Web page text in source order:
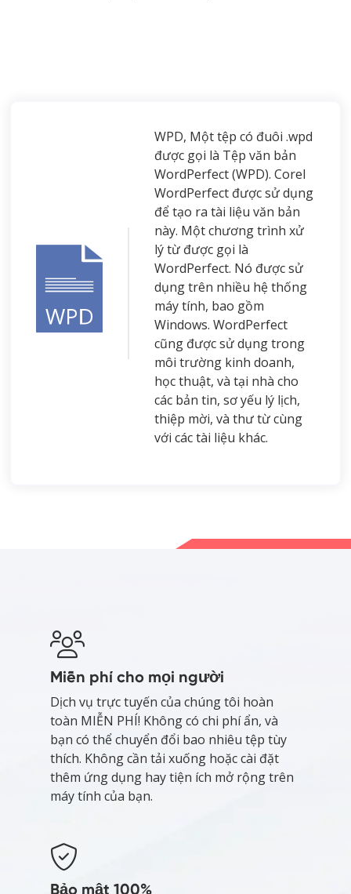
WPD, Một tệp có đuôi .wpd
được gọi là Tệp văn bản
WordPerfect (WPD). Corel
WordPerfect được sử dụng
để tạo ra tài liệu văn bản
này. Một chương trình xử
lý từ được gọi là
WordPerfect. Nó được sử
dụng trên nhiều hệ thống
máy tính, bao gồm
Windows. WordPerfect
cũng được sử dụng trong
môi trường kinh doanh,
học thuật, và tại nhà cho
các bản tin, sơ yếu lý lịch,
thiệp mời, và thư từ cùng
với các tài liệu khác.
Miễn phí cho mọi người
Dịch vụ trực tuyến của chúng tôi hoàn
toàn MIỄN PHÍ! Không có chi phí ẩn, và
bạn có thể chuyển đổi bao nhiêu tệp tùy
thích. Không cần tải xuống hoặc cài đặt
thêm ứng dụng hay tiện ích mở rộng trên
máy tính của bạn.
Bảo mật 100%